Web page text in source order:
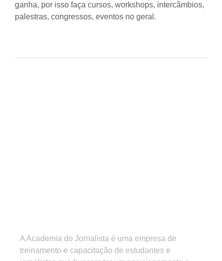
ganha, por isso faça cursos, workshops, intercâmbios,
palestras, congressos, eventos no geral.
A Academia do Jornalista é uma empresa de
treinamento e capacitação de estudantes e